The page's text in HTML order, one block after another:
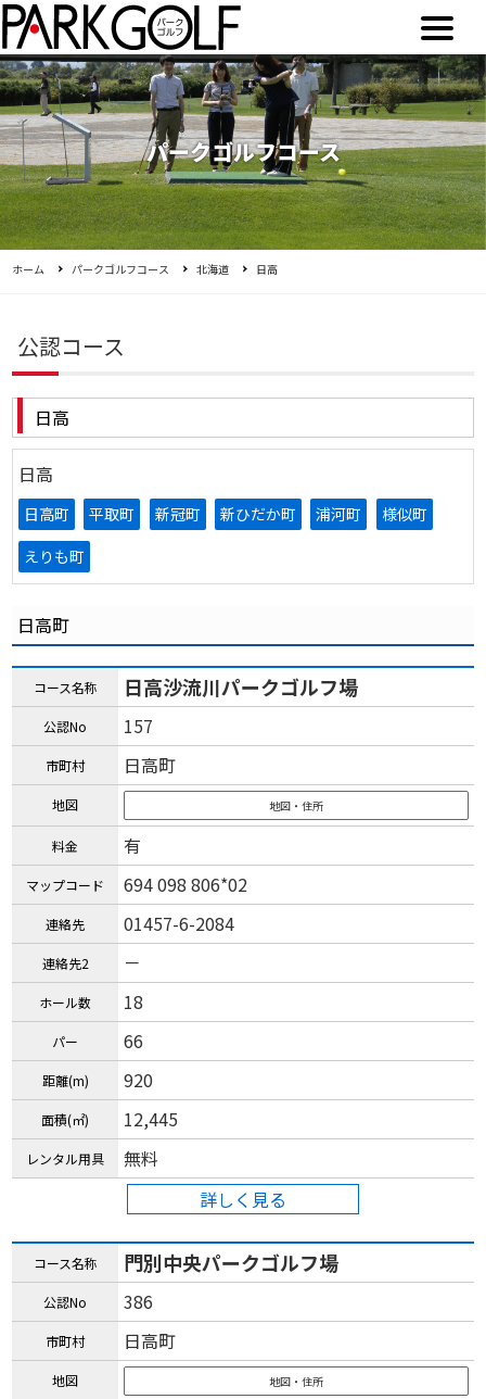
パークゴルフコース
ホーム パークゴルフコース 北海道 日高
公認コース
日高
日高
日高町 平取町 新冠町 新ひだか町 浦河町
様似町
えりも町
日高町
コース名称 日高沙流川パークゴルフ場
公認No 157
市町村 日高町
地図 地図・住所
料金 有
マップコード 694 098 806*02
連絡先 01457-6-2084
連絡先2 －
ホール数 18
パー 66
距離(m) 920
面積(㎡) 12,445
レンタル用具
無料
詳しく見る
コース名称 門別中央パークゴルフ場
公認No 386
市町村 日高町
地図 地図・住所